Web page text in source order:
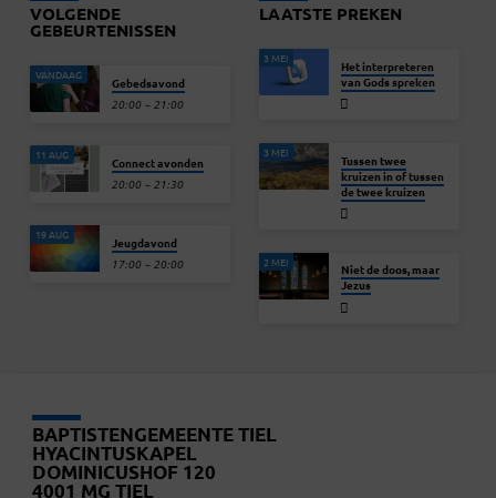
VOLGENDE
GEBEURTENISSEN
VANDAAG Gebedsavond
20:00 – 21:00
11 AUG Connect avonden
20:00 – 21:30
19 AUG Jeugdavond
17:00 – 20:00
LAATSTE PREKEN
3 MEI
Het interpreteren
van Gods spreken
3 MEI
Tussen twee
kruizen in of tussen
de twee kruizen
2 MEI
Niet de doos, maar
Jezus
BAPTISTENGEMEENTE TIEL
HYACINTUSKAPEL
DOMINICUSHOF 120
4001 MG TIEL